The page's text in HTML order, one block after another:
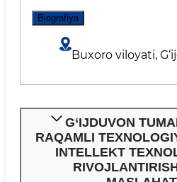
Biografiya
Buxoro viloyati,
G‘IJDUVON
RAQAMLI
INTELLEKT